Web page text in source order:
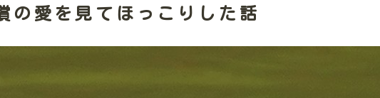
の愛を見てほっこりした話